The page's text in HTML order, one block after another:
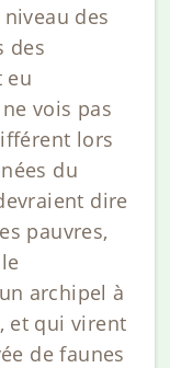
des
des
eu
vois pas
lors
du
dire
pauvres,
archipel à
et qui virent
de faunes